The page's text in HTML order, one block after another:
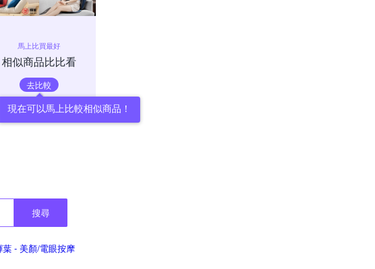
馬上比買最好
相似商品比比看
去比較
現在可以馬上比較相似商品！
搜尋
葉 - 美顏/電眼按摩